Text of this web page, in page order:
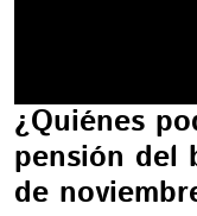
¿Quiénes
pensión del
de